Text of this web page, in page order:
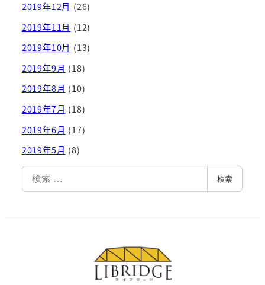
2019年12月 (26)
2019年11月 (12)
2019年10月 (13)
2019年9月 (18)
2019年8月 (10)
2019年7月 (18)
2019年6月 (17)
2019年5月 (8)
索
検索